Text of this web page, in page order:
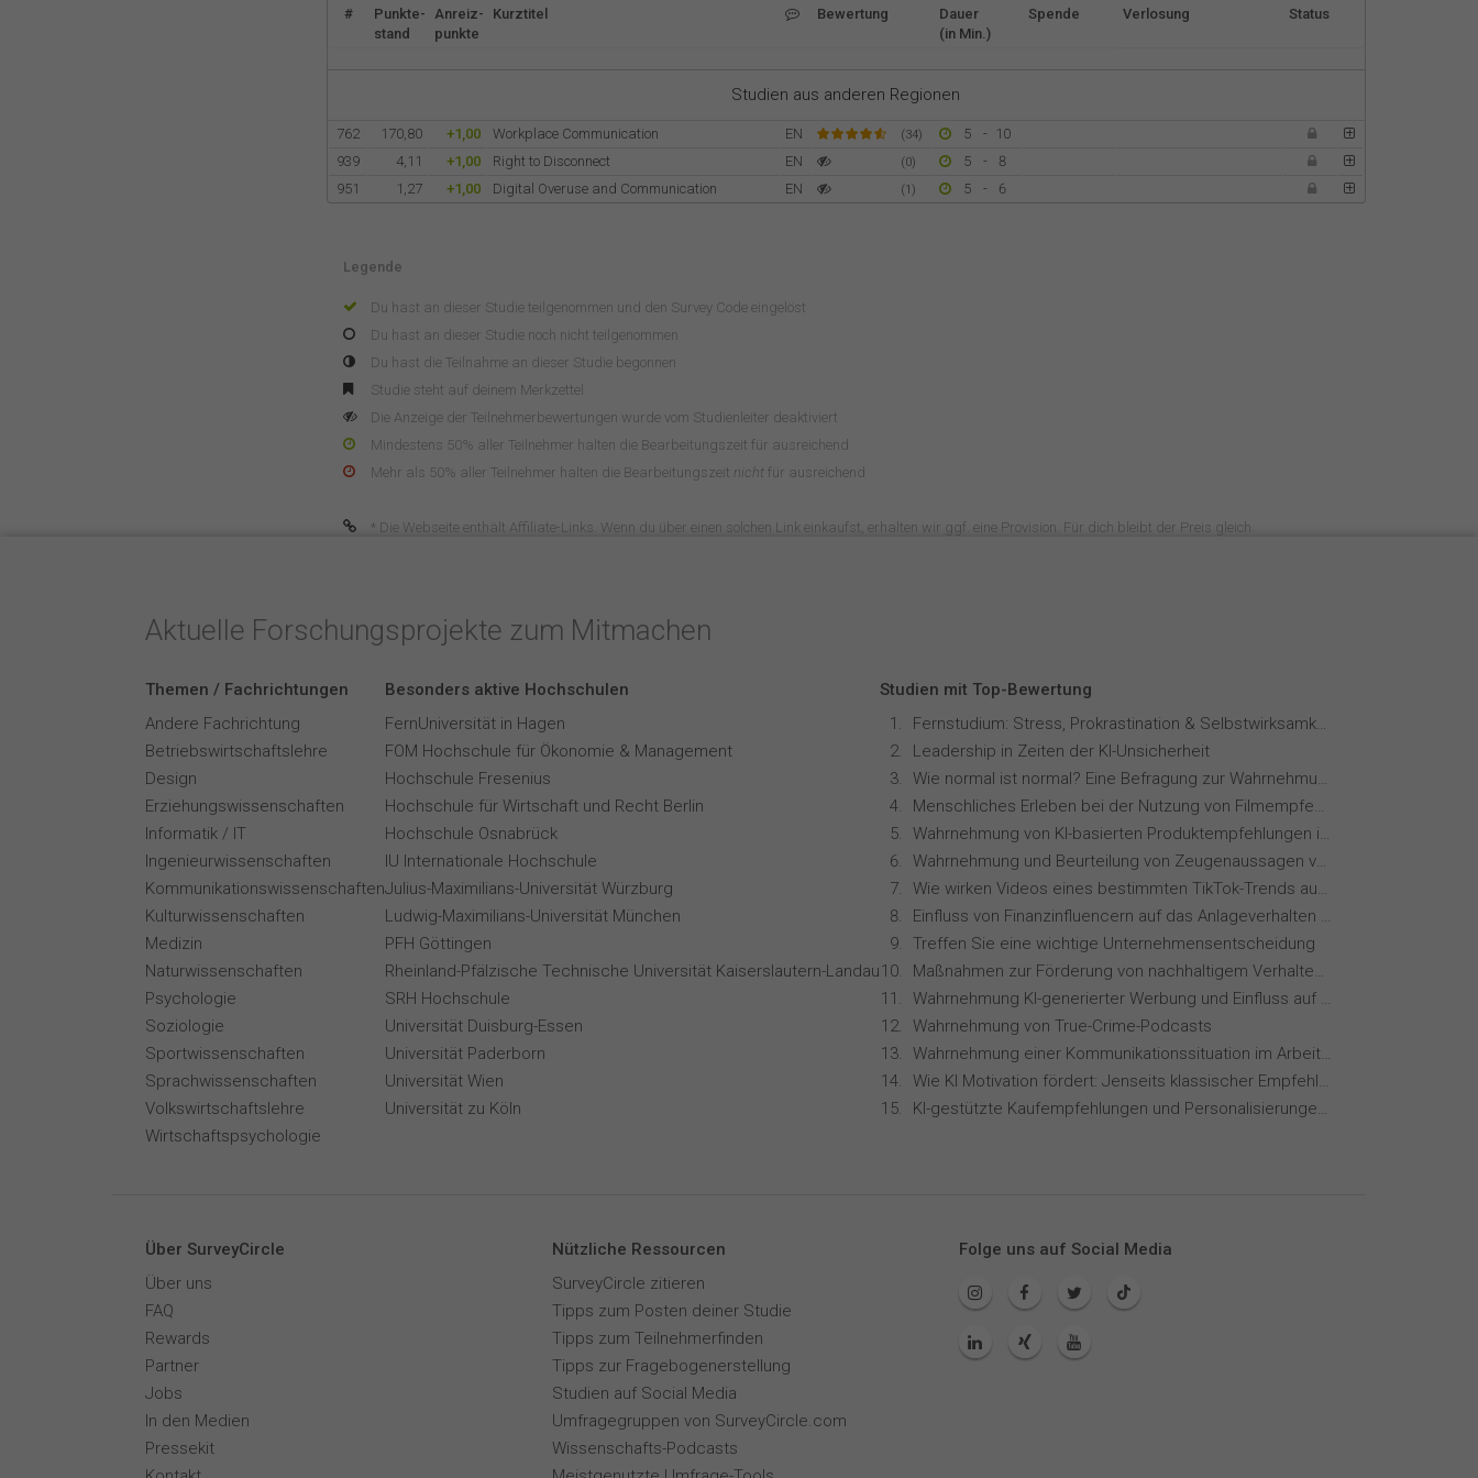
#
Punkte-
stand
Anreiz-
punkte
Kurztitel Bewertung
Dauer
(in Min.)
Spende Verlosung Status
Studien aus anderen Regionen
762 170,80 +1,00 Workplace Communication EN (34) 5 -
10
939
4,11 +1,00 Right to Disconnect EN (0) 5 -
8
951
1,27 +1,00 Digital Overuse and Communication EN (1) 5 - 6
Legende
Du hast an dieser Studie teilgenommen und den Survey Code eingelöst
Du hast an dieser Studie noch nicht teilgenommen
Du hast die Teilnahme an dieser Studie begonnen
Studie steht auf deinem Merkzettel
Die Anzeige der Teilnehmerbewertungen wurde vom Studienleiter deaktiviert
Mindestens 50% aller Teilnehmer halten die Bearbeitungszeit für ausreichend
Mehr als 50% aller Teilnehmer halten die Bearbeitungszeit nicht für ausreichend
* Die Webseite enthält Affiliate-Links. Wenn du über einen solchen Link einkaufst, erhalten wir ggf. eine Provision. Für dich bleibt der Preis gleich.
Aktuelle Forschungsprojekte zum Mitmachen
Themen / Fachrichtungen
Andere Fachrichtung
Betriebswirtschaftslehre
Design
Erziehungswissenschaften
Informatik / IT
Ingenieurwissenschaften
Kommunikationswissenschaften
Kulturwissenschaften
Medizin
Naturwissenschaften
Psychologie
Soziologie
Sportwissenschaften
Sprachwissenschaften
Volkswirtschaftslehre
Wirtschaftspsychologie
Besonders aktive Hochschulen
FernUniversität in Hagen
FOM Hochschule für Ökonomie & Management
Hochschule Fresenius
Hochschule für Wirtschaft und Recht Berlin
Hochschule Osnabrück
IU Internationale Hochschule
Julius-Maximilians-Universität Würzburg
Ludwig-Maximilians-Universität München
PFH Göttingen
Rheinland-Pfälzische Technische Universität Kaiserslautern-Landau
SRH Hochschule
Universität Duisburg-Essen
Universität Paderborn
Universität Wien
Universität zu Köln
Studien mit Top-Bewertung
Fernstudium: Stress, Prokrastination & Selbstwirksamkeit
Leadership in Zeiten der KI-Unsicherheit
Wie normal ist normal? Eine Befragung zur Wahrnehmung von Essverhalten
Menschliches Erleben bei der Nutzung von Filmempfehlungssystemen
Wahrnehmung von KI-basierten Produktempfehlungen in Mode-Online-Shops
Wahrnehmung und Beurteilung von Zeugenaussagen vor Gericht
Wie wirken Videos eines bestimmten TikTok-Trends auf dich?
Einfluss von Finanzinfluencern auf das Anlageverhalten der Gen Z⁠
Treffen Sie eine wichtige Unternehmensentscheidung
Maßnahmen zur Förderung von nachhaltigem Verhalten von Hotelgästen
Wahrnehmung KI-generierter Werbung und Einfluss auf Markenvertrauen
Wahrnehmung von True-Crime-Podcasts
Wahrnehmung einer Kommunikationssituation im Arbeitskontext
Wie KI Motivation fördert: Jenseits klassischer Empfehlungssysteme
KI-gestützte Kaufempfehlungen und Personalisierungen im Online-Handel
Über SurveyCircle
Über uns
FAQ
Rewards
Partner
Jobs
In den Medien
Pressekit
Nützliche Ressourcen
SurveyCircle zitieren
Tipps zum Posten deiner Studie
Tipps zum Teilnehmerfinden
Tipps zur Fragebogenerstellung
Studien auf Social Media
Umfragegruppen von SurveyCircle.com
Wissenschafts-Podcasts
Folge uns auf Social Media